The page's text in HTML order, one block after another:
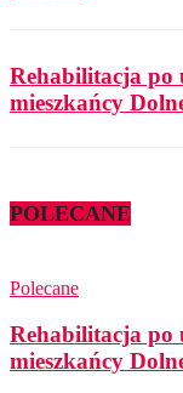
Rehabilitacja po
mieszkańcy
POLECANE
Polecane
Rehabilitacja po
mieszkańcy